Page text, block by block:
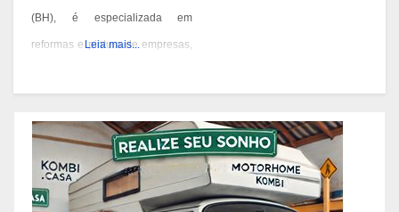
(BH), é especializada em
reformas e pintura de empresas,
experiência desde 1978 e são
conhecidos por seus serviços de
qualidade em BH. Você pode
contatá-los pelos telefones 31
3473-2000, 3357-1961 ou
Leia mais...